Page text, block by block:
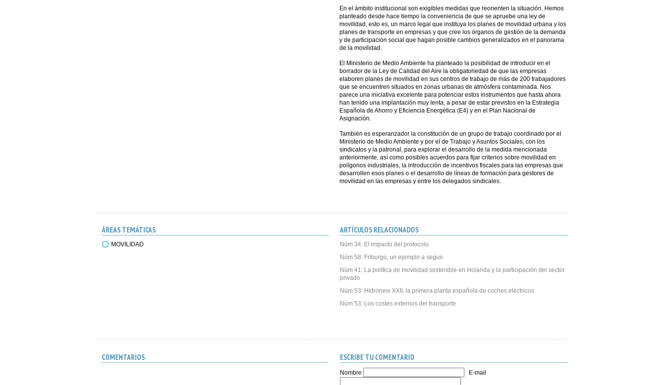
En el ámbito institucional son exigibles medidas que reorienten la situación. Hemos
planteado desde hace tiempo la conveniencia de que se apruebe una ley de
movilidad, esto es, un marco legal que instituya los planes de movilidad urbana y los
planes de transporte en empresas y que cree los órganos de gestión de la demanda
y de participación social que hagan posible cambios generalizados en el panorama
de la movilidad.
El Ministerio de Medio Ambiente ha planteado la posibilidad de introducir en el
borrador de la Ley de Calidad del Aire la obligatoriedad de que las empresas
elaboren planes de movilidad en sus centros de trabajo de más de 200 trabajadores
que se encuentren situados en zonas urbanas de atmósfera contaminada. Nos
parece una iniciativa excelente para potenciar estos instrumentos que hasta ahora
han tenido una implantación muy lenta, a pesar de estar previstos en la Estrategia
Española de Ahorro y Eficiencia Energética (E4) y en el Plan Nacional de
Asignación.
También es esperanzador la constitución de un grupo de trabajo coordinado por el
Ministerio de Medio Ambiente y por el de Trabajo y Asuntos Sociales, con los
sindicatos y la patronal, para explorar el desarrollo de la medida mencionada
anteriormente, así como posibles acuerdos para fijar criterios sobre movilidad en
polígonos industriales, la introducción de incentivos fiscales para las empresas que
desarrollen esos planes o el desarrollo de líneas de formación para gestores de
movilidad en las empresas y entre los delegados sindicales.
ÁREAS TEMÁTICAS
MOVILIDAD
ARTÍCULOS RELACIONADOS
Núm 34: El impacto del protocolo
Núm 58: Friburgo, un ejemplo a seguir
Núm 41: La política de movilidad sostenible en Holanda y la participación del sector
privado
Núm 53: Hidronew XXII, la primera planta española de coches eléctricos
Núm 53: Los costes externos del transporte
COMENTARIOS ESCRIBE TU COMENTARIO
Nombre E-mail